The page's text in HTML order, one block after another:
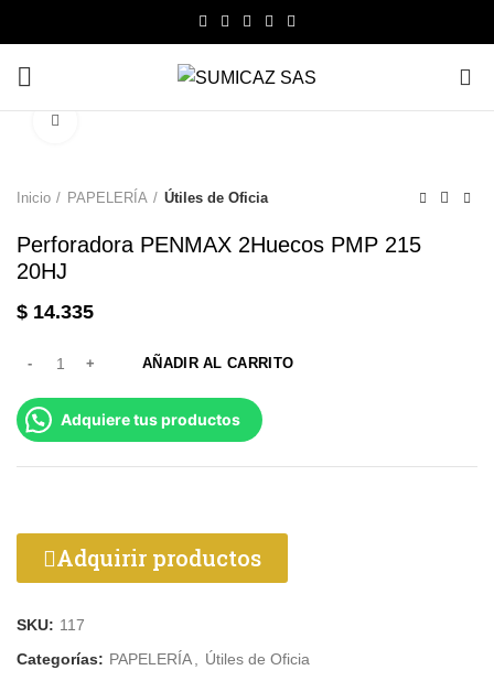
Inicio PAPELERÍA Útiles de Oficia
Perforadora PENMAX 2Huecos PMP 215
20HJ
$ 14.335
AÑADIR AL CARRITO
Adquiere tus productos
Adquirir productos
SKU: 117
Categorías: PAPELERÍA Útiles de Oficia